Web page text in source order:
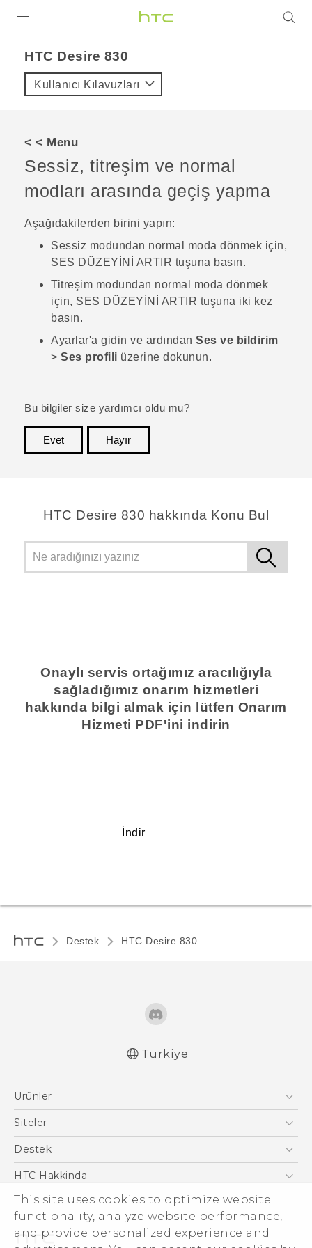
This site uses cookies to optimize website
functionality, analyze website performance,
and provide personalized experience and
VIVE
VIVERSE
DESTEK
HTC Desire 830‎
Kullanıcı Kılavuzları
< < Menu
Sessiz, titreşim ve normal
modları arasında geçiş yapma
Aşağıdakilerden birini yapın:
Sessiz modundan normal moda dönmek için,
SES DÜZEYİNİ ARTIR tuşuna basın.
Titreşim modundan normal moda dönmek
için, SES DÜZEYİNİ ARTIR tuşuna iki kez
basın.
Ayarlar'a gidin ve ardından Ses ve bildirim
> Ses profili üzerine dokunun.
Bu bilgiler size yardımcı oldu mu?
Evet
Hayır
HTC Desire 830 hakkında Konu Bul
Onaylı servis ortağımız aracılığıyla
sağladığımız onarım hizmetleri
hakkında bilgi almak için lütfen Onarım
Hizmeti PDF'ini indirin
İndir
Destek HTC Desire 830‎
Türkiye
Ürünler
Akıllı Telefonlar
VIVE
Siteler
HTC Dev
Destek
Destek Merkezi
HTC Hakkinda
ESG
Yatırımcı (İNGİLİZCE)
Gizlilik Politikası